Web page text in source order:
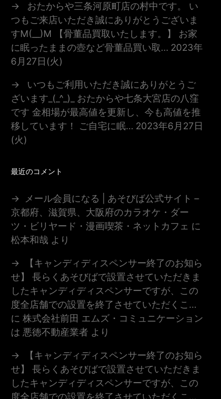
おたからや三条河原町店の村中です。 い
つもご来店いただき誠にありがとうございま
すm(__)m 【骨董品買取いたします。】 お家
に眠ったままの壺など骨董品買い取… 2023年
6月27日(火)
いつもご利用いただき誠にありがとうご
ざいます_(_^_)_ おたからや七条大宮店の八窪
です 金相場が最高値を更新し、今も高値を推
移しています！ ご自宅に眠… 2023年6月27日
(火)
最近のコメント
メール会員になる | あそびば公式サイト –
京都府、滋賀県、大阪府のカラオケ・ダー
ツ・ビリヤード・漫画喫茶・ネットカフェ に
松本和哉 より
【キャンディディスペンサー終了のお知ら
せ】 長らくあそびばで設置させていただきま
したキャンディディスペンサーですが、この
度全店舗での設置を終了させていただくこ…
に株式会社前田 エムズ・コミュニケーション
は 悪徳不動産業者 より
【キャンディディスペンサー終了のお知ら
せ】 長らくあそびばで設置させていただきま
したキャンディディスペンサーですが、この
度全店舗での設置を終了させていただくこ…